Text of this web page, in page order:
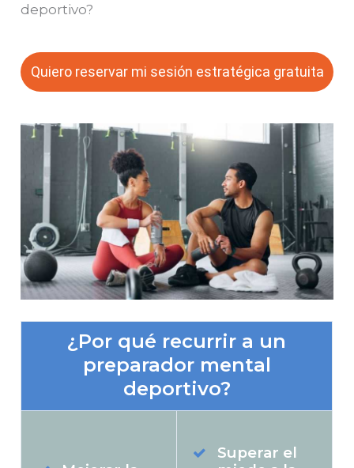
deportivo?
Quiero reservar mi sesión estratégica gratuita
¿Por qué recurrir a un
preparador mental
deportivo?
Superar el